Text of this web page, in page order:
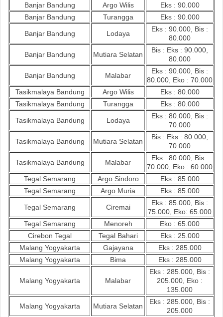
Banjar Bandung
Argo Wilis
Eks : 90.000
Banjar Bandung
Turangga Eks : 90.000
Banjar Bandung Lodaya
Eks : 90.000, Bis :
80.000
Banjar Bandung Mutiara Selatan
Bis : Eks : 90.000,
80.000
Banjar Bandung Malabar
Eks : 90.000, Bis :
80.000, Eko : 70.000
Tasikmalaya Bandung
Argo Wilis
Eks : 80.000
Tasikmalaya Bandung
Turangga Eks : 80.000
Tasikmalaya Bandung Lodaya
Eks : 80.000, Bis :
70.000
Tasikmalaya Bandung Mutiara Selatan
Bis : Eks : 80.000,
70.000
Tasikmalaya Bandung Malabar
Eks : 80.000, Bis :
70.000, Eko : 60.000
Tegal Semarang
Argo Sindoro
Eks : 85.000
Tegal Semarang
Argo Muria Eks : 85.000
Tegal Semarang Ciremai
Eks : 85.000, Bis :
75.000, Eko: 65.000
Tegal Semarang
Menoreh
Eko : 65.000
Cirebon Tegal
Tegal Bahari
Eks : 25.000
Malang Yogyakarta
Gajayana
Eks : 285.000
Malang Yogyakarta
Bima Eks : 285.000
Malang Yogyakarta Malabar
Eks : 285.000, Bis :
205.000, Eko :
135.000
Malang Yogyakarta Mutiara Selatan
Eks : 285.000, Bis :
205.000